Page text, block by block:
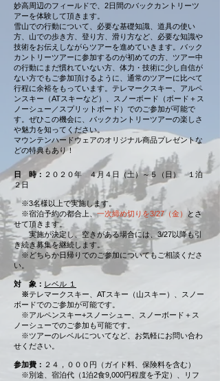
妙高周辺のフィールドで、2日間のバックカントリーツ
アーを体験して頂きます。
雪山での行動について、必要な基礎知識、道具の使い
方、山での歩き方、登り方、滑り方など、必要な知識や
技術をお伝えしながらツアーを進めていきます。バック
カントリーツアーに参加するのが初めての方、ツアー中
の行動にまだ慣れていない方、体力・技術に少し自信が
ない方でもご参加頂けるように、通常のツアーに比べて
行程に余裕をもっています。テレマークスキー、アルペ
ンスキー（ATスキーなど）、スノーボード（ボード＋ス
ノーシュー／スプリットボード）でのご参加が可能で
す。ぜひこの機会に、バックカントリーツアーの楽しさ
や魅力を知ってください。
マウンテンハードウェアのオリジナル商品プレゼントな
どの特典もあり！
日 時： ２０２０年 ４月４日（土）～５（日） １泊
２日​
※3名様以上で実施します。
※宿泊予約の都合上、一次締め切りを3/27（金）
とさ
せて頂きます。
​ 実施が決定し、空きがある場合には、3/27以降も引
き続き募集を継続します。
​ ※どちらか日帰りでのご参加についてもご相談くださ
い。
対 象： レベル １
※テレマークスキー、ATスキー（山スキー）、スノー
ボードでのご参加が可能です。
※アルペンスキー+スノーシュー、スノーボード＋ス
ノーシューでのご参加も可能です。
※ツアーのレベルについてなど、お気軽にお問い合わ
せください。
参加費： ２４，０００円（ガイド料、保険料を含む）
※別途、宿泊代（1泊2食9,000円程度を予定）、リフ